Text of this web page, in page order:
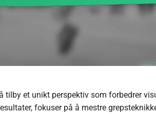
tilby et unikt perspektiv som forbedrer
fokuser på å mestre